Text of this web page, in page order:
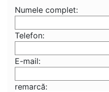
Numele complet:
Telefon:
E-mail:
remarcă: